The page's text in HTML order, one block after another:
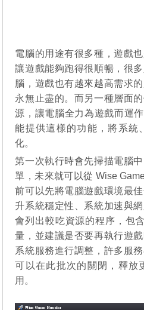
電腦的用途有很多種，遊戲
讓遊戲能夠跑得很順暢，很
腦，遊戲也有越來越高需求
永無止盡的。而另一種層面
源，讓電腦全力為遊戲而運
能提供這樣的功能，將系統
化。
第一次執行時會先掃描電腦
單，未來就可以從 Wise
前可以先將電腦遊戲環境最
升系統穩定性、系統加速與
會列出較吃資源的程序，包
量，並建議是否要再執行遊
系統服務進行調整，許多服
可以在此批次的關閉，釋放
用。